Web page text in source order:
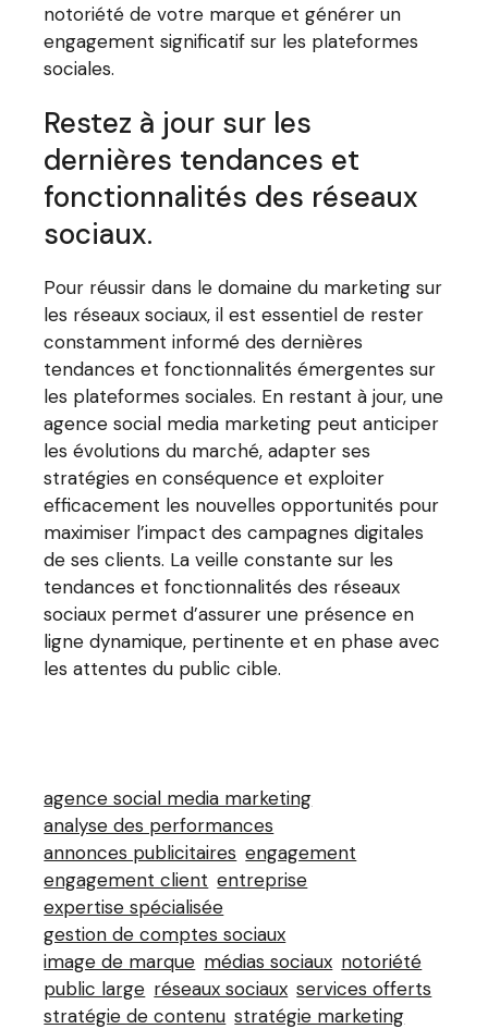
notoriété de votre marque et générer un
engagement significatif sur les plateformes
sociales.
Restez à jour sur les
dernières tendances et
fonctionnalités des réseaux
sociaux.
Pour réussir dans le domaine du marketing sur
les réseaux sociaux, il est essentiel de rester
constamment informé des dernières
tendances et fonctionnalités émergentes sur
les plateformes sociales. En restant à jour, une
agence social media marketing peut anticiper
les évolutions du marché, adapter ses
stratégies en conséquence et exploiter
efficacement les nouvelles opportunités pour
maximiser l’impact des campagnes digitales
de ses clients. La veille constante sur les
tendances et fonctionnalités des réseaux
sociaux permet d’assurer une présence en
ligne dynamique, pertinente et en phase avec
les attentes du public cible.
agence social media marketing
analyse des performances
annonces publicitaires engagement
engagement client entreprise
expertise spécialisée
gestion de comptes sociaux
image de marque médias sociaux notoriété
public large réseaux sociaux services offerts
stratégie de contenu stratégie marketing